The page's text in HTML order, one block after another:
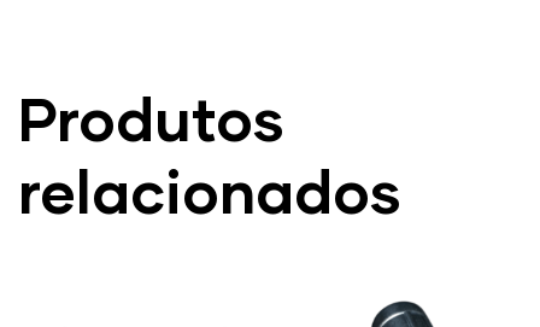
Produtos
relacionados